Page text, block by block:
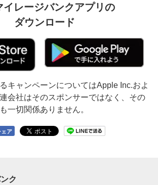
イレージバンクアプリの
ダウンロード
キャンペーンについてはApple Inc.およ
会社はそのスポンサーではなく、その
一切関係ありません。
ェア
ク